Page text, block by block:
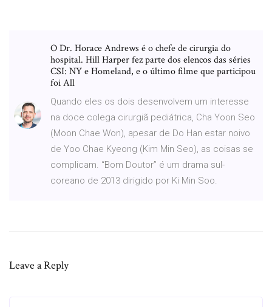
O Dr. Horace Andrews é o chefe de cirurgia do
hospital. Hill Harper fez parte dos elencos das séries
CSI: NY e Homeland, e o último filme que participou
foi All
Quando eles os dois desenvolvem um interesse
na doce colega cirurgiã pediátrica, Cha Yoon Seo
(Moon Chae Won), apesar de Do Han estar noivo
de Yoo Chae Kyeong (Kim Min Seo), as coisas se
complicam. “Bom Doutor” é um drama sul-
coreano de 2013 dirigido por Ki Min Soo.
Leave a Reply